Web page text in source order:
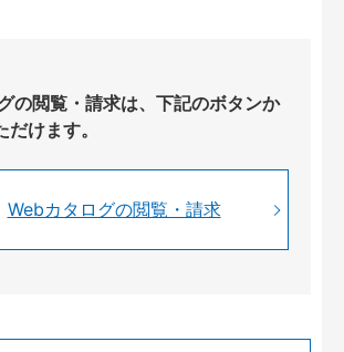
の閲覧・請求は、下記のボタンか
けます。
Webカタログの閲覧・請求